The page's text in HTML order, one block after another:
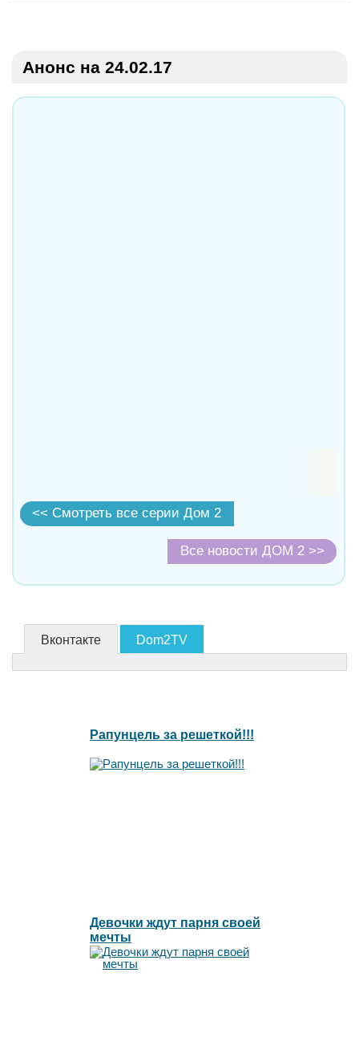
Анонс на 24.02.17
<< Смотреть все серии Дом 2
Все новости ДОМ 2 >>
Вконтакте Dom2TV
Рапунцель за решеткой!!!
Девочки ждут парня своей
мечты